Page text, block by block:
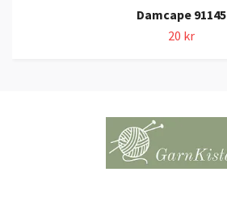
Damcape 91145
20 kr